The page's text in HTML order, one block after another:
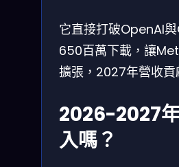
它直接打破OpenAI
650百萬下載，讓
擴張，2027年營收貢
2026-2027
入嗎？